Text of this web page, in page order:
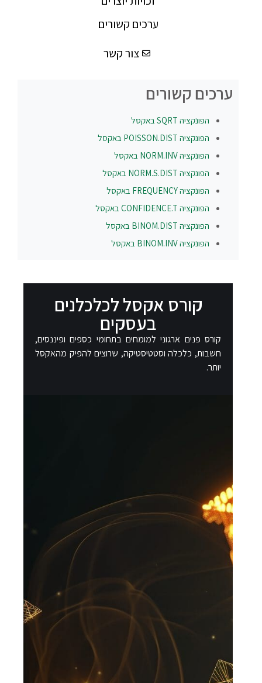
ערכים קשורים
צור קשר
ערכים קשורים
הפונקציה SQRT באקסל
הפונקציה POISSON.DIST באקסל
הפונקציהNORM.INV באקסל
הפונקציה NORM.S.DIST באקסל
הפונקציהFREQUENCY באקסל
הפונקציה CONFIDENCE.T באקסל
הפונקציה BINOM.DIST באקסל
הפונקציהBINOM.INV באקסל
קורס אקסל לכלכלנים
בעסקים
קורס פנים ארגוני למומחים בתחומי כספים ופיננסים,
חשבות, כלכלה וסטטיסטיקה, שרוצים להפיק מהאקסל
יותר.